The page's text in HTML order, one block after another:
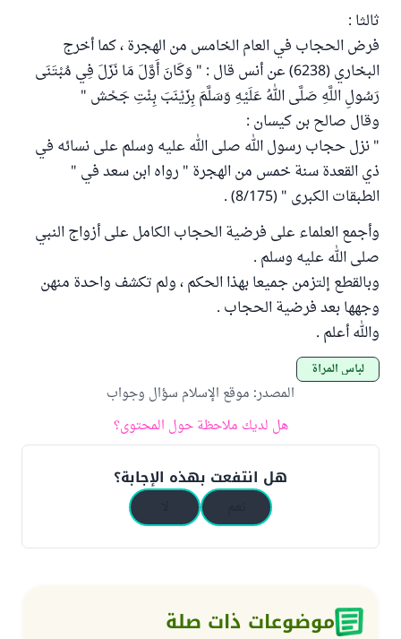
ثالثا :
فرض الحجاب في العام الخامس من الهجرة ، كما أخرج
البخاري (6238) عن أنس قال : " وَكَانَ أَوَّلَ مَا نَزَلَ فِي مُبْتَنَى
رَسُولِ اللَّهِ صَلَّى اللهُ عَلَيْهِ وَسَلَّمَ بِزَيْنَبَ بِنْتِ جَحْش "
وقال صالح بن كيسان :
" نزل حجاب رسول الله صلى الله عليه وسلم على نسائه في
ذي القعدة سنة خمس من الهجرة " رواه ابن سعد في "
الطبقات الكبرى " (8/175) .
وأجمع العلماء على فرضية الحجاب الكامل على أزواج النبي
صلى الله عليه وسلم .
وبالقطع إلتزمن جميعا بهذا الحكم ، ولم تكشف واحدة منهن
وجهها بعد فرضية الحجاب .
والله أعلم .
لباس المرأة
المصدر: موقع الإسلام سؤال وجواب
هل لديك ملاحظة حول المحتوى؟
هل انتفعت بهذه الإجابة؟
موضوعات ذات صلة